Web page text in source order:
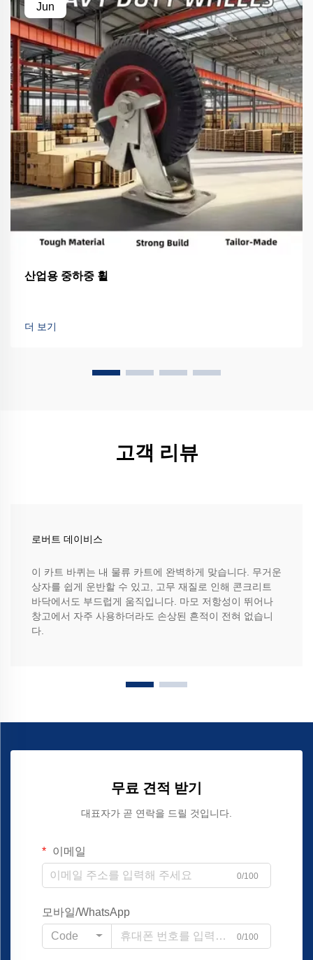
Jun
산업용 중하중 휠
더 보기
고객 리뷰
로버트 데이비스
이 카트 바퀴는 내 물류 카트에 완벽하게 맞습니다. 무거운
상자를 쉽게 운반할 수 있고, 고무 재질로 인해 콘크리트
바닥에서도 부드럽게 움직입니다. 마모 저항성이 뛰어나
창고에서 자주 사용하더라도 손상된 흔적이 전혀 없습니
다.
무료 견적 받기
대표자가 곧 연락을 드릴 것입니다.
이메일
0/100
모바일/WhatsApp
Code
0/100